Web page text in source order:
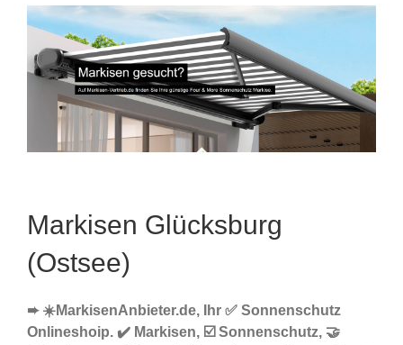
Markisen Glücksburg
(Ostsee)
➨ ☀️MarkisenAnbieter.de, Ihr ✅ Sonnenschutz
Onlineshoip. ✔️ Markisen, ☑️ Sonnenschutz, 🤝